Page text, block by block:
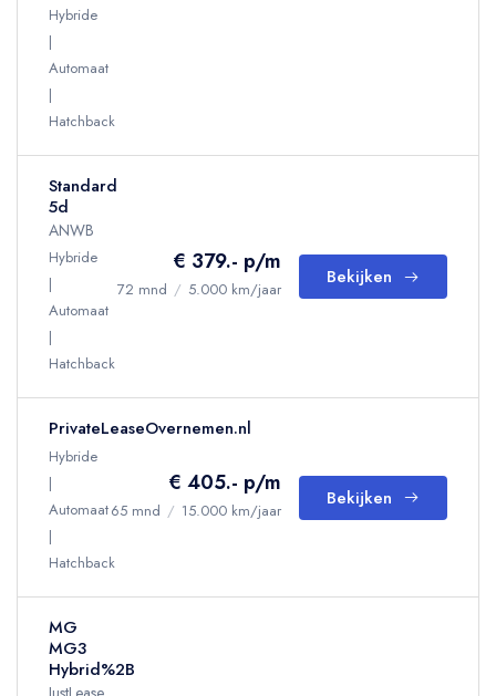
Hybride
Automaat
Hatchback
Standard
5d
ANWB
Hybride
Automaat
Hatchback
€ 379.- p/m
72 mnd / 5.000 km/jaar
Bekijken
PrivateLeaseOvernemen.nl
Hybride
Automaat
Hatchback
€ 405.- p/m
65 mnd / 15.000 km/jaar
Bekijken
MG
MG3
Hybrid%2B